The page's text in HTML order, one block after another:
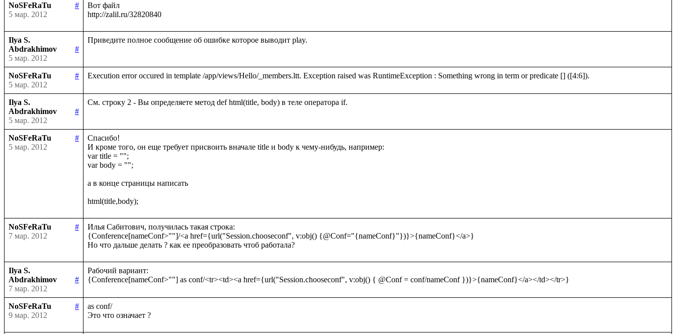
NoSFeRaTu
#
5 мар. 2012
Вот файл
Ilya S.
Abdrakhimov
#
5 мар. 2012
NoSFeRaTu
#
5 мар. 2012
Ilya S.
Abdrakhimov
#
5 мар. 2012
NoSFeRaTu
#
5 мар. 2012
Спасибо!
И кроме того, он еще требует присвоить вначале title и body к чему-нибудь, например:
var title = "";
var body = "";
а в конце страницы написать
NoSFeRaTu
#
7 мар. 2012
Илья Сабитович, получилась такая строка:
{Conference[nameConf>""]/<a href={url("Session.chooseconf", v:obj() {@Conf="{nameConf}"})}>{nameConf}</a>}
Ilya S.
Abdrakhimov
#
7 мар. 2012
Рабочий вариант:
NoSFeRaTu
#
9 мар. 2012
as conf/